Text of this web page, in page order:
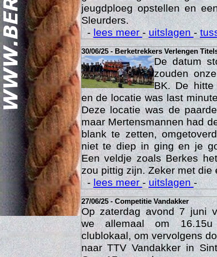
goed vertegenwoordigd
jeugdploeg opstellen en
Sleurders.
-lees meer-uitslagen-
30/06/25 - Berketrekkers Verlengen
De datum
zouden
BK. De
en de locatie was last
Deze locatie was de
maar Mertensmannen had
blank te zetten,
niet te diep in ging en je
Een veldje zoals Berkes
zou pittig zijn. Zeker met die
-lees meer-uitslagen-
27/06/25 - Competitie Vandakker
Op zaterdag avond 7 juni
we allemaal om
clublokaal, om vervolgens